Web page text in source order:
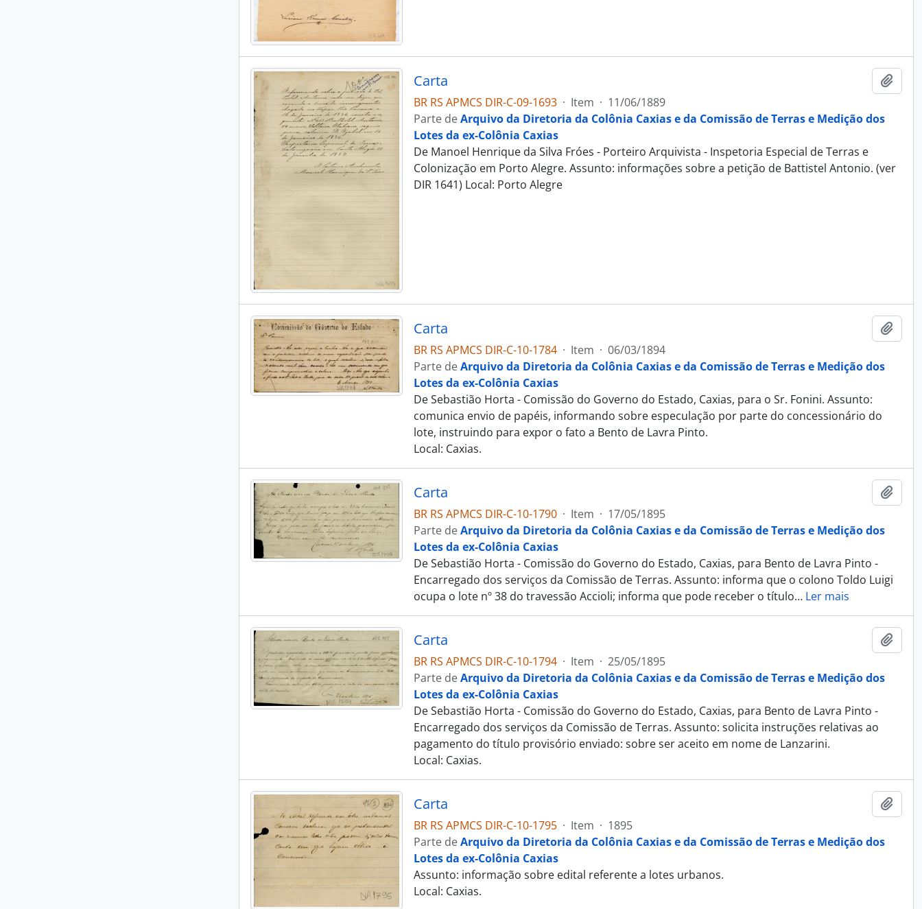
Carta
BR RS APMCS DIR-C-09-1693 · Item · 11/06/1889
Parte deArquivo da Diretoria da Colônia Caxias e da Comissão de Terras e Medição dos
Lotes da ex-Colônia Caxias
De Manoel Henrique da Silva Fróes - Porteiro Arquivista - Inspetoria Especial de Terras e
Colonização em Porto Alegre. Assunto: informações sobre a petição de Battistel Antonio. (ver
DIR 1641) Local: Porto Alegre
Carta
BR RS APMCS DIR-C-10-1784 · Item · 06/03/1894
Parte deArquivo da Diretoria da Colônia Caxias e da Comissão de Terras e Medição dos
Lotes da ex-Colônia Caxias
De Sebastião Horta - Comissão do Governo do Estado, Caxias, para o Sr. Fonini. Assunto:
comunica envio de papéis, informando sobre especulação por parte do concessionário do
lote, instruindo para expor o fato a Bento de Lavra Pinto.
Local: Caxias.
Carta
BR RS APMCS DIR-C-10-1790 · Item · 17/05/1895
Parte deArquivo da Diretoria da Colônia Caxias e da Comissão de Terras e Medição dos
Lotes da ex-Colônia Caxias
De Sebastião Horta - Comissão do Governo do Estado, Caxias, para Bento de Lavra Pinto -
Encarregado dos serviços da Comissão de Terras. Assunto: informa que o colono Toldo Luigi
ocupa o lote nº 38 do travessão Accioli; informa que pode receber o título… Ler mais
Carta
BR RS APMCS DIR-C-10-1794 · Item · 25/05/1895
Parte deArquivo da Diretoria da Colônia Caxias e da Comissão de Terras e Medição dos
Lotes da ex-Colônia Caxias
De Sebastião Horta - Comissão do Governo do Estado, Caxias, para Bento de Lavra Pinto -
Encarregado dos serviços da Comissão de Terras. Assunto: solicita instruções relativas ao
pagamento do título provisório enviado: sobre ser aceito em nome de Lanzarini.
Local: Caxias.
Carta
BR RS APMCS DIR-C-10-1795 · Item · 1895
Parte deArquivo da Diretoria da Colônia Caxias e da Comissão de Terras e Medição dos
Lotes da ex-Colônia Caxias
Assunto: informação sobre edital referente a lotes urbanos.
Local: Caxias.